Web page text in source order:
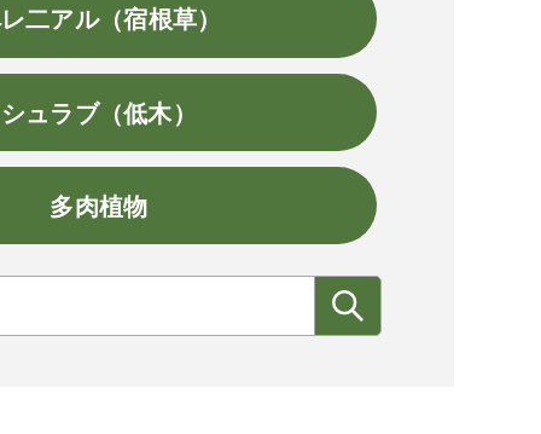
二アル（宿根草）
シュラブ（低木）
多肉植物